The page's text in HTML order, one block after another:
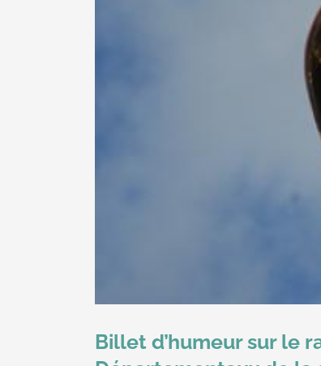
Billet d’humeur sur le